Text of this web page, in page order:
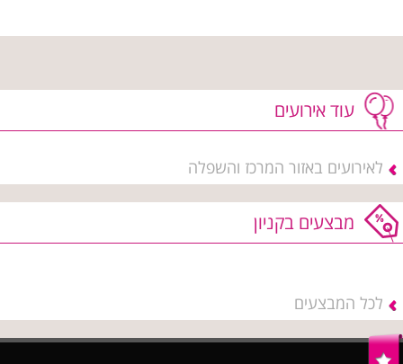
עוד אירועים
לאירועים באזור המרכז והשפלה
מבצעים בקניון
לכל המבצעים